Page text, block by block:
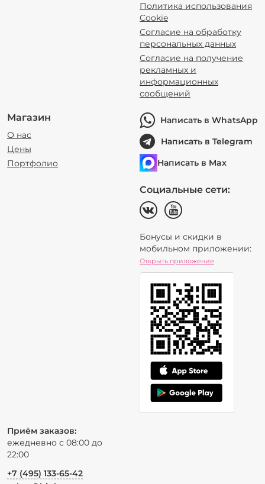
Политика использования
Cookie
Согласие на обработку
персональных данных
Согласие на получение
рекламных и
информационных
сообщений
Магазин
О нас
Цены
Портфолио
Написать в WhatsApp
Написать в Telegram
Написать в Max
Социальные сети:
Бонусы и скидки в
мобильном приложении:
Открыть приложение
Приём заказов:
ежедневно с 08:00 до
22:00
+7 (495) 133-65-42